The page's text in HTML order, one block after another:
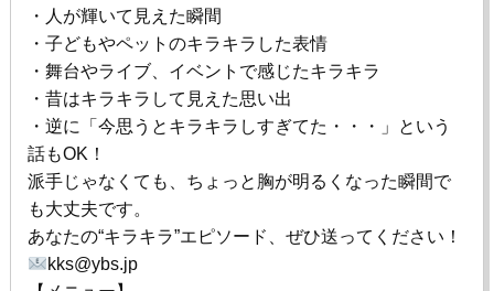
・人が輝いて見えた瞬間
・子どもやペットのキラキラした表情
・舞台やライブ、イベントで感じたキラキラ
・昔はキラキラして見えた思い出
・逆に「今思うとキラキラしすぎてた・・・」という
話もOK！
派手じゃなくても、ちょっと胸が明るくなった瞬間で
も大丈夫です。
あなたの“キラキラ”エピソード、ぜひ送ってください！
kks@ybs.jp